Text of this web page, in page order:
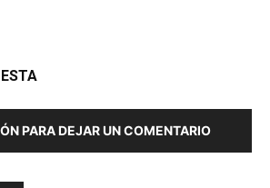
PARA DEJAR UN COMENTARIO